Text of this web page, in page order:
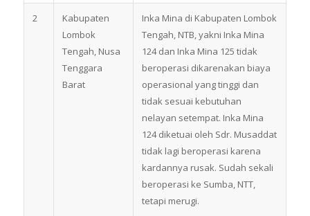
2
Kabupaten
Lombok
Tengah, Nusa
Tenggara
Barat
Inka Mina di Kabupaten Lombok
Tengah, NTB, yakni Inka Mina
124 dan Inka Mina 125 tidak
beroperasi dikarenakan biaya
operasional yang tinggi dan
tidak sesuai kebutuhan
nelayan setempat. Inka Mina
124 diketuai oleh Sdr. Musaddat
tidak lagi beroperasi karena
kardannya rusak. Sudah sekali
beroperasi ke Sumba, NTT,
tetapi merugi.